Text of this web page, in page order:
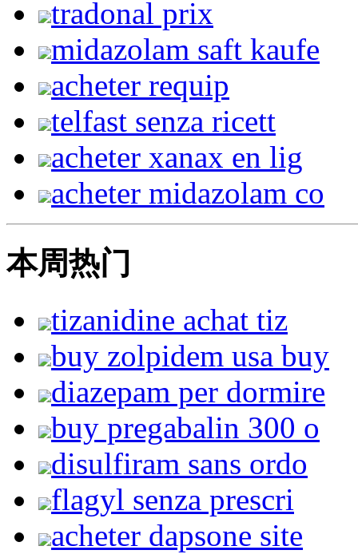
tradonal prix
midazolam saft kaufe
acheter requip
telfast senza ricett
acheter xanax en lig
acheter midazolam co
本周热门
tizanidine achat tiz
buy zolpidem usa buy
diazepam per dormire
buy pregabalin 300 o
disulfiram sans ordo
flagyl senza prescri
acheter dapsone site